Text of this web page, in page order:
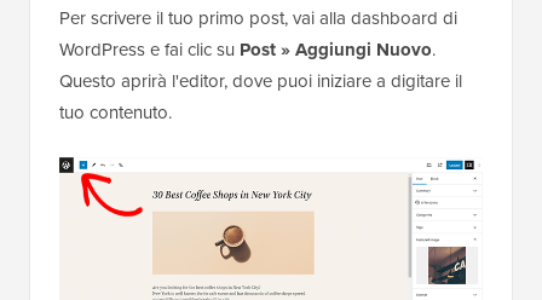
Per scrivere il tuo primo post, vai alla dashboard di
WordPress e fai clic su Post » Aggiungi Nuovo.
Questo aprirà l'editor, dove puoi iniziare a digitare il
tuo contenuto.